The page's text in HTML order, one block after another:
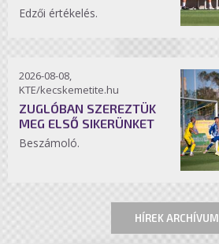
Edzői értékelés.
2026-08-08,
KTE/kecskemetite.hu
ZUGLÓBAN SZEREZTÜK
MEG ELSŐ SIKERÜNKET
Beszámoló.
HÍREK ARCHÍVUM